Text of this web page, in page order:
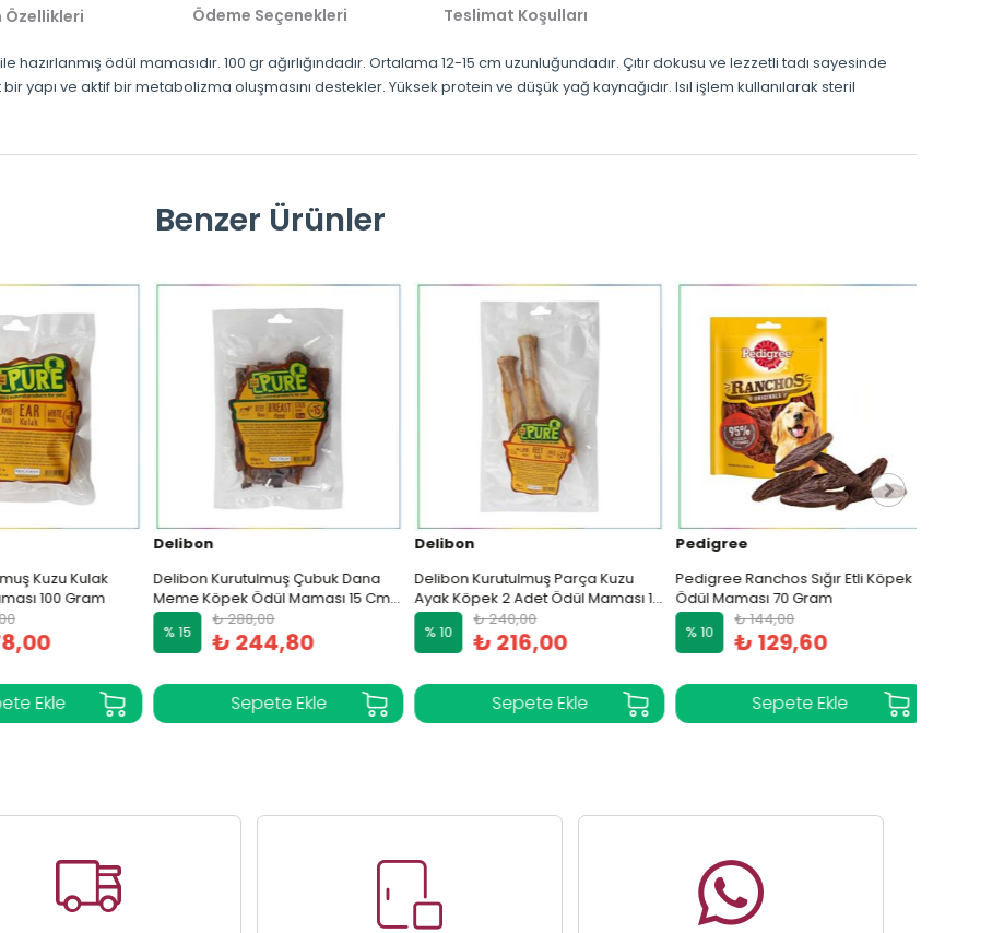
Özellikleri Ödeme Seçenekleri Teslimat Koşulları
ödül mamasıdır. 100 gr ağırlığındadır. Ortalama 12-15 cm uzunluğundadır. Çıtır dokusu ve lezzetli tadı sayesinde
yapı ve aktif bir metabolizma oluşmasını destekler. Yüksek protein ve düşük yağ kaynağıdır. Isıl işlem kullanılarak steril
Benzer Ürünler
Kuzu Kulak
100 Gram
Delibon
Delibon Kurutulmuş Çubuk Dana
Meme Köpek Ödül Maması 15 Cm
100 Gram
% 15
₺ 288,00
₺ 244,80
Delibon
Delibon Kurutulmuş Parça Kuzu
Ayak Köpek 2 Adet Ödül Maması 1
Cm 100 Gram
% 10
₺ 240,00
₺ 216,00
Pedigree
Pedigree Ranchos Sığır Etli Köpek
Ödül Maması 70 Gram
% 10
₺ 144,00
₺ 129,60